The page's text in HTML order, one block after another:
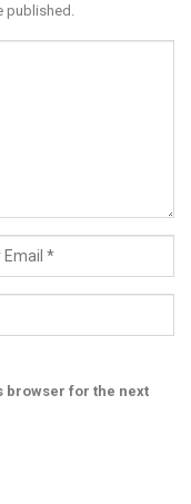
published.
browser for the next